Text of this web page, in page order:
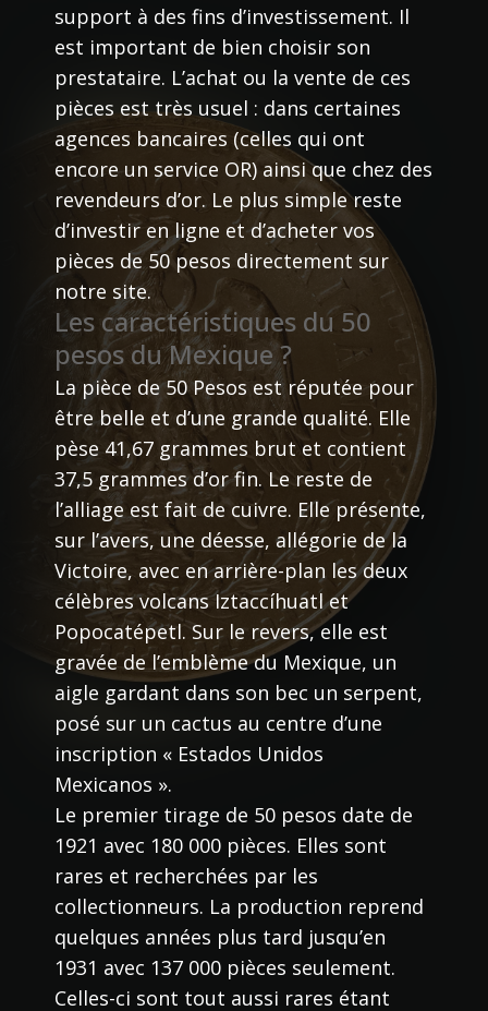
support à des fins d’investissement. Il
est important de bien choisir son
prestataire. L’achat ou la vente de ces
pièces est très usuel : dans certaines
agences bancaires (celles qui ont
encore un service OR) ainsi que chez des
revendeurs d’or. Le plus simple reste
d’investir en ligne et d’acheter vos
pièces de 50 pesos directement sur
notre site.
Les caractéristiques du 50
pesos du Mexique ?
La pièce de 50 Pesos est réputée pour
être belle et d’une grande qualité. Elle
pèse 41,67 grammes brut et contient
37,5 grammes d’or fin. Le reste de
l’alliage est fait de cuivre. Elle présente,
sur l’avers, une déesse, allégorie de la
Victoire, avec en arrière-plan les deux
célèbres volcans Iztaccíhuatl et
Popocatépetl. Sur le revers, elle est
gravée de l’emblème du Mexique, un
aigle gardant dans son bec un serpent,
posé sur un cactus au centre d’une
inscription « Estados Unidos
Mexicanos ».
Le premier tirage de 50 pesos date de
1921 avec 180 000 pièces. Elles sont
rares et recherchées par les
collectionneurs. La production reprend
quelques années plus tard jusqu’en
1931 avec 137 000 pièces seulement.
Celles-ci sont tout aussi rares étant